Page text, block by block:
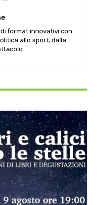
format innovativi con
allo sport, dalla